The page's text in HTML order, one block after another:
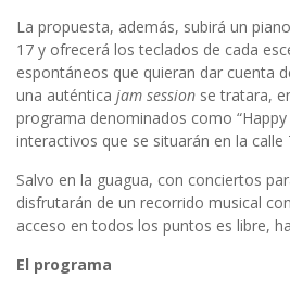
La propuesta, además, subirá un
17 y ofrecerá los teclados de cada
espontáneos que quieran dar cuenta
una auténtica jam session se tratara,
programa denominados como
interactivos que se situarán en la calle
Salvo en la guagua, con conciertos
disfrutarán de un recorrido musical
acceso en todos los puntos es libre,
El programa